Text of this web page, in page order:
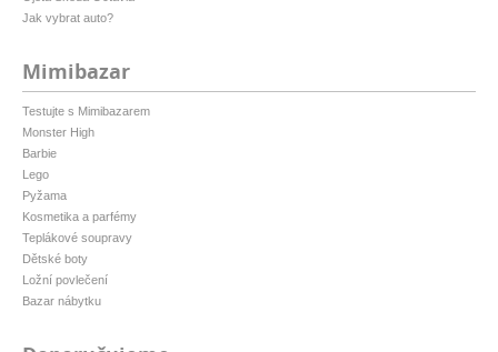
Jak vybrat auto?
Mimibazar
Testujte s Mimibazarem
Monster High
Barbie
Lego
Pyžama
Kosmetika a parfémy
Teplákové soupravy
Dětské boty
Ložní povlečení
Bazar nábytku